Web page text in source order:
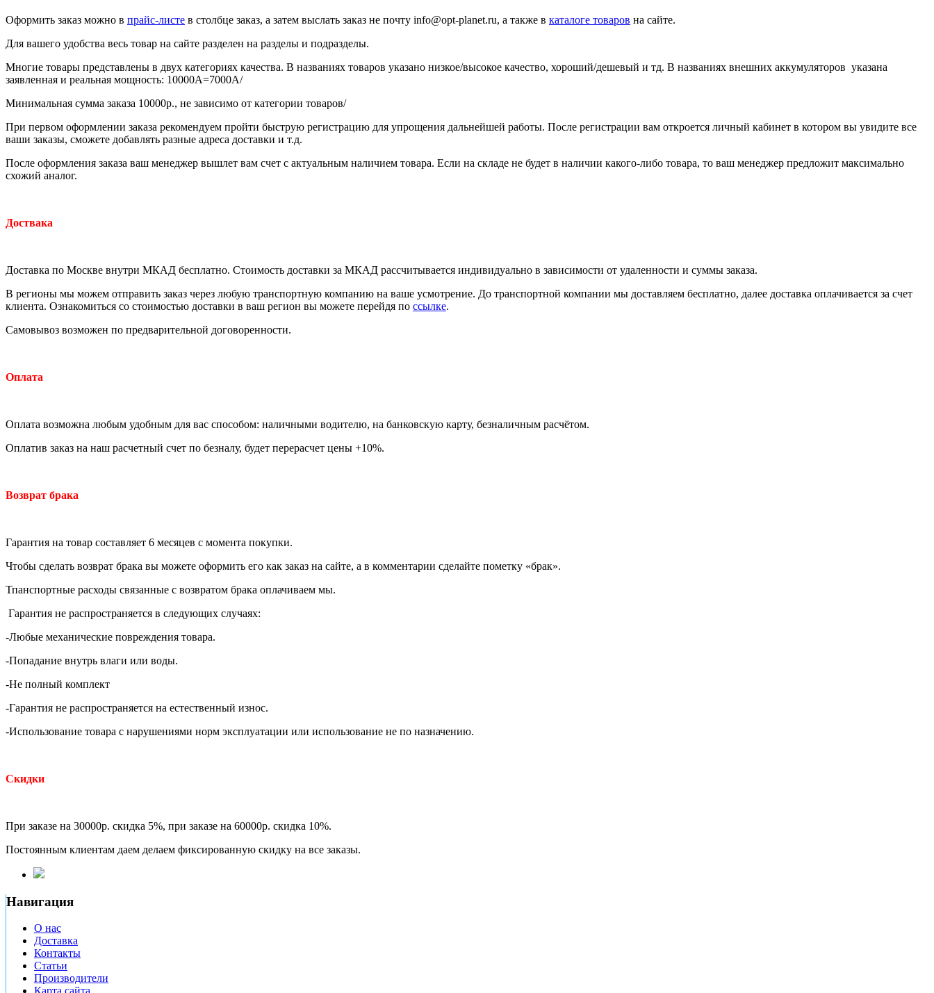
Оформить заказ можно в прайс-листе в столбце заказ, а затем выслать заказ не почту info@opt-planet.ru, а также в каталоге товаров на сайте.
Для вашего удобства весь товар на сайте разделен на разделы и подразделы.
Многие товары представлены в двух категориях качества. В названиях товаров указано низкое/высокое качество, хороший/дешевый и тд. В названиях внешних аккумуляторов указана
заявленная и реальная мощность: 10000A=7000A/
Минимальная сумма заказа 10000р., не зависимо от категории товаров/
При первом оформлении заказа рекомендуем пройти быструю регистрацию для упрощения дальнейшей работы. После регистрации вам откроется личный кабинет в котором вы увидите все
ваши заказы, сможете добавлять разные адреса доставки и т.д.
После оформления заказа ваш менеджер вышлет вам счет с актуальным наличием товара. Если на складе не будет в наличии какого-либо товара, то ваш менеджер предложит максимально
схожий аналог.
Доствака
Доставка по Москве внутри МКАД бесплатно. Стоимость доставки за МКАД рассчитывается индивидуально в зависимости от удаленности и суммы заказа.
В регионы мы можем отправить заказ через любую транспортную компанию на ваше усмотрение. До транспортной компании мы доставляем бесплатно, далее доставка оплачивается за счет
клиента. Ознакомиться со стоимостью доставки в ваш регион вы можете перейдя по ссылке.
Самовывоз возможен по предварительной договоренности.
Оплата
Оплата возможна любым удобным для вас способом: наличными водителю, на банковскую карту, безналичным расчётом.
Оплатив заказ на наш расчетный счет по безналу, будет перерасчет цены +10%.
Возврат брака
Гарантия на товар составляет 6 месяцев с момента покупки.
Чтобы сделать возврат брака вы можете оформить его как заказ на сайте, а в комментарии сделайте пометку «брак».
Тпанспортные расходы связанные с возвратом брака оплачиваем мы.
Гарантия не распространяется в следующих случаях:
-Любые механические повреждения товара.
-Попадание внутрь влаги или воды.
-Не полный комплект
-Гарантия не распространяется на естественный износ.
-Использование товара с нарушениями норм эксплуатации или использование не по назначению.
Скидки
При заказе на 30000р. скидка 5%, при заказе на 60000р. скидка 10%.
Постоянным клиентам даем делаем фиксированную скидку на все заказы.
Навигация
О нас
Доставка
Контакты
Статьи
Производители